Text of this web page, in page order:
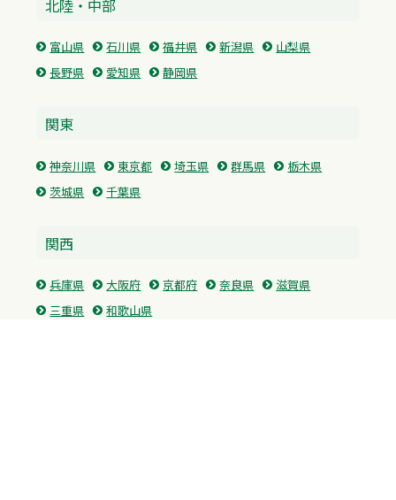
北陸・中部
富山県 石川県 福井県 新潟県
山梨県
長野県
愛知県 静岡県
関東
神奈川県 東京都 埼玉県 群馬県
栃木県
茨城県
千葉県
関西
兵庫県 大阪府 京都府 奈良県
滋賀県
三重県
和歌山県